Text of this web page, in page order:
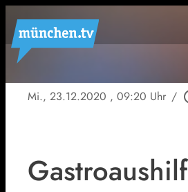
Mi., 23.12.2020 , 09:20 Uhr /